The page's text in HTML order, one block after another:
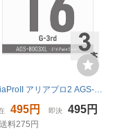
AriaProII アリアプロ2 AGS-8003XL Extra Light .016P エレキギター用 バラ弦×3本
495円 即決 495円
料275円